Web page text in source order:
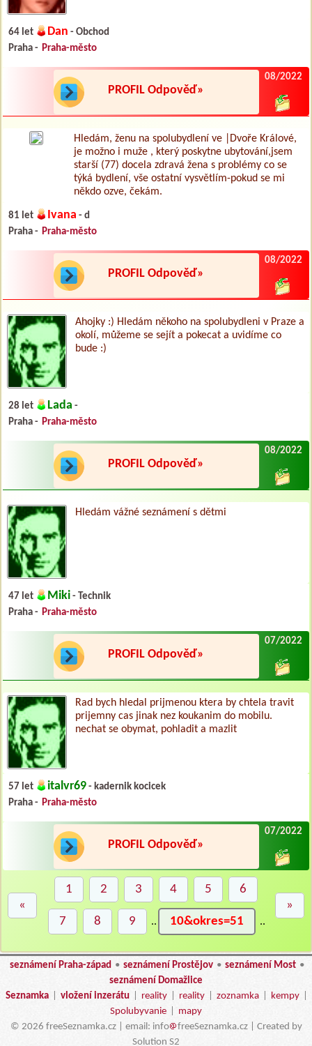
64 let Dan - Obchod
Praha - Praha-město
PROFIL Odpověď»
08/2022
Hledám, ženu na spolubydlení ve |Dvoře Králové,
je možno i muže , který poskytne ubytování,jsem
starší (77) docela zdravá žena s problémy co se
týká bydlení, vše ostatní vysvětlím-pokud se mi
někdo ozve, čekám.
81 let Ivana - d
Praha - Praha-město
PROFIL Odpověď»
08/2022
Ahojky :) Hledám někoho na spolubydleni v Praze a
okolí, můžeme se sejít a pokecat a uvidíme co
bude :)
28 let Lada -
Praha - Praha-město
PROFIL Odpověď»
08/2022
Hledám vážné seznámení s dětmi
47 let Miki - Technik
Praha - Praha-město
PROFIL Odpověď»
07/2022
Rad bych hledal prijmenou ktera by chtela travit
prijemny cas jinak nez koukanim do mobilu.
nechat se obymat, pohladit a mazlit
57 let italvr69 - kadernik kocicek
Praha - Praha-město
PROFIL Odpověď»
07/2022
«
1 2 3 4 5 6
7 8 9 .. 10&okres=51 ..
»
seznámení Praha-západ • seznámení Prostějov • seznámení Most •
seznámení Domažlice
Seznamka
vložení inzerátu reality reality zoznamka kempy
Spolubyvanie
mapy
© 2026 freeSeznamka.cz | email: info
freeSeznamka.cz | Created by
Solution S2